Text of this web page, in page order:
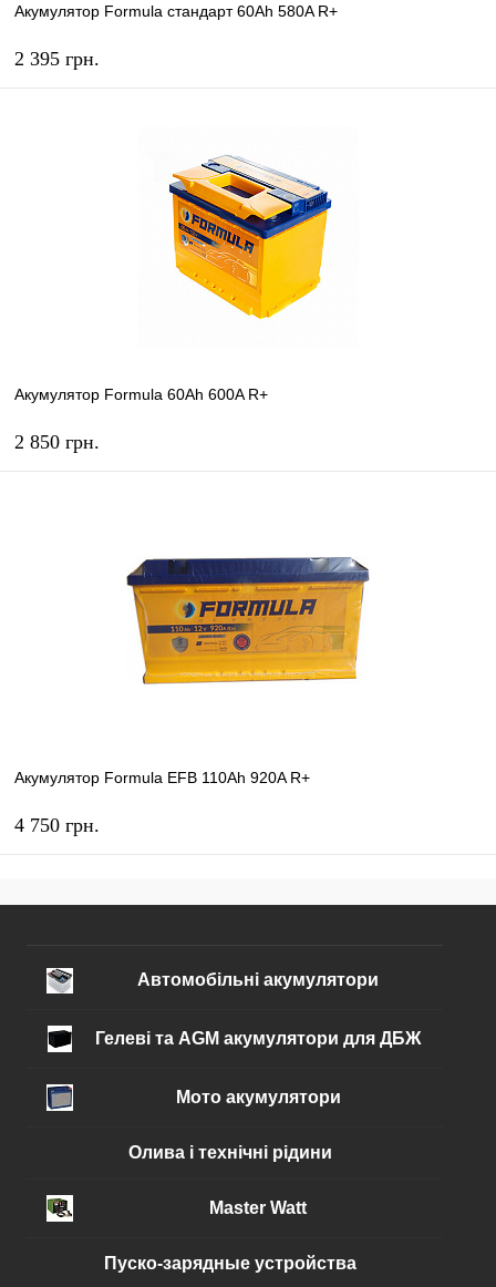
Акумулятор Formula стандарт 60Ah 580A R+
2 395 грн.
Акумулятор Formula 60Ah 600A R+
2 850 грн.
Акумулятор Formula EFB 110Ah 920A R+
4 750 грн.
Автомобільні акумулятори
Гелеві та AGM акумулятори для ДБЖ
Мото акумулятори
Олива і технічні рідини
Master Watt
Пуско-зарядные устройства